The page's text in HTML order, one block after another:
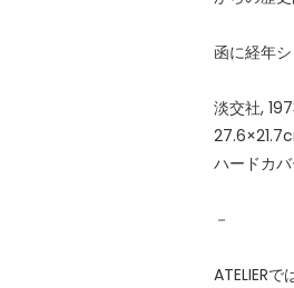
函に経年
淡交社,
ハードカ
－
ATELIER